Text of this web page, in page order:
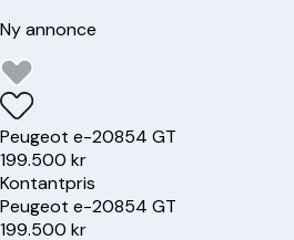
Ny annonce
Peugeot e-20854 GT
199.500 kr
Kontantpris
Peugeot e-20854 GT
199.500 kr